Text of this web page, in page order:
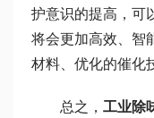
护意识的提高，可
将会更加高效、智
材料、优化的催化
总之， 工业除